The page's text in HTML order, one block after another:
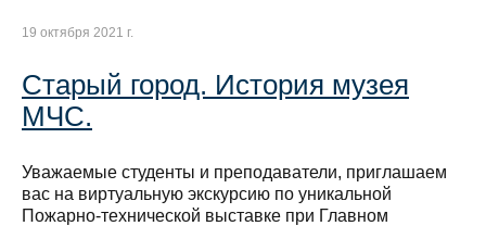
19 октября 2021 г.
Старый город. История музея
МЧС.
Уважаемые студенты и преподаватели, приглашаем
вас на виртуальную экскурсию по уникальной
Пожарно-технической выставке при Главном